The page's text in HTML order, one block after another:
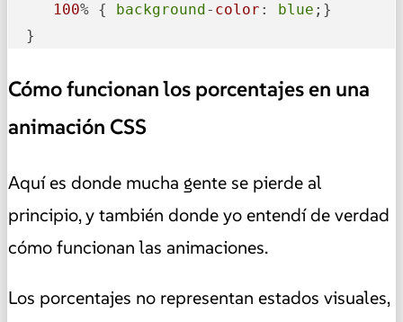
100% { background - color : blue ;}
  }
Cómo funcionan los porcentajes en una
animación CSS
Aquí es donde mucha gente se pierde al
principio, y también donde yo entendí de verdad
cómo funcionan las animaciones.
Los porcentajes no representan estados visuales,